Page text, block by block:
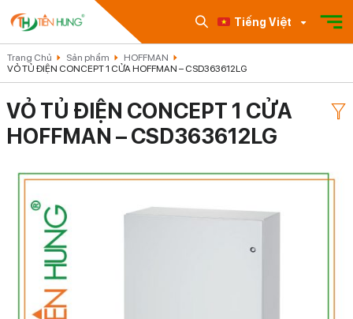
Tiếng Việt
Trang Chủ Sản phẩm
HOFFMAN
VỎ TỦ ĐIỆN CONCEPT 1 CỬA HOFFMAN – CSD363612LG
VỎ TỦ ĐIỆN CONCEPT 1 CỬA
HOFFMAN – CSD363612LG